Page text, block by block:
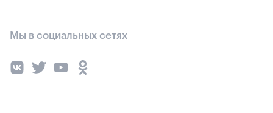
Мы в социальных сетях